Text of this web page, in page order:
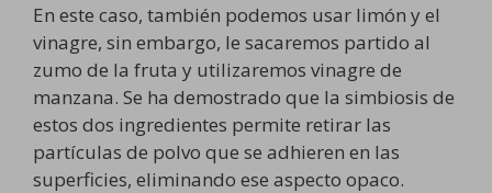
En este caso, también podemos usar limón y el
vinagre, sin embargo, le sacaremos partido al
zumo de la fruta y utilizaremos vinagre de
manzana. Se ha demostrado que la simbiosis de
estos dos ingredientes permite retirar las
partículas de polvo que se adhieren en las
superficies, eliminando ese aspecto opaco.